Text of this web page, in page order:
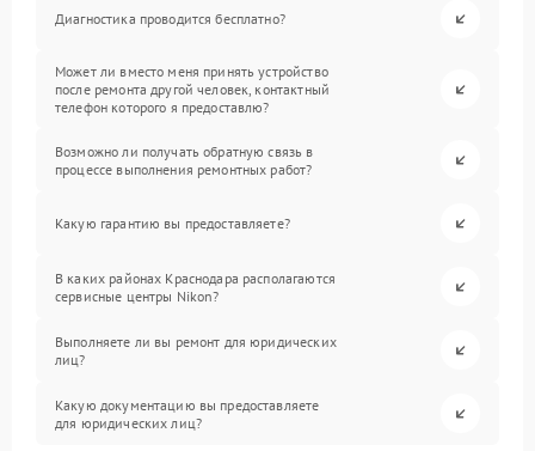
Диагностика проводится бесплатно?
Может ли вместо меня принять устройство
после ремонта другой человек, контактный
телефон которого я предоставлю?
Возможно ли получать обратную связь в
процессе выполнения ремонтных работ?
Какую гарантию вы предоставляете?
В каких районах Краснодара располагаются
сервисные центры Nikon?
Выполняете ли вы ремонт для юридических
лиц?
Какую документацию вы предоставляете
для юридических лиц?